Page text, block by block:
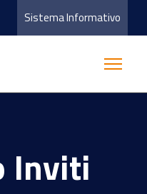
Sistema Informativo
Inviti